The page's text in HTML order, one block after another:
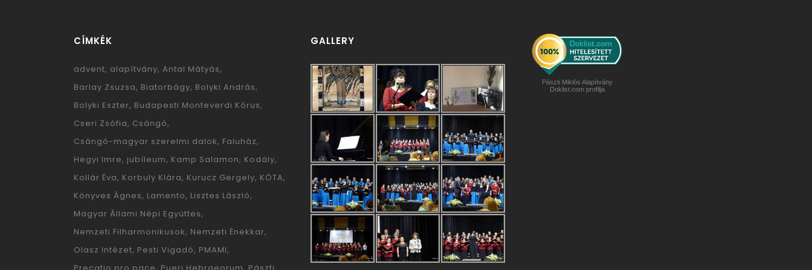
CÍMKÉK
advent alapítvány Antal Mátyás
Barlay Zsuzsa Biatorbágy Bolyki András
Bolyki Eszter Budapesti Monteverdi Kórus
Cseri Zsófia Csángó
Csángó-magyar szerelmi dalok Faluház
Hegyi Imre jubíleum Kamp Salamon Kodály
Kollár Éva Korbuly Klára Kurucz Gergely KÓTA
Könyves Ágnes Lamento Lisztes László
Magyar Állami Népi Együttes
Nemzeti Filharmonikusok Nemzeti Énekkar
Olasz Intézet Pesti Vigadó PMAMI
GALLERY
Pászti Miklós Alapítvány
Doklist.com profilja